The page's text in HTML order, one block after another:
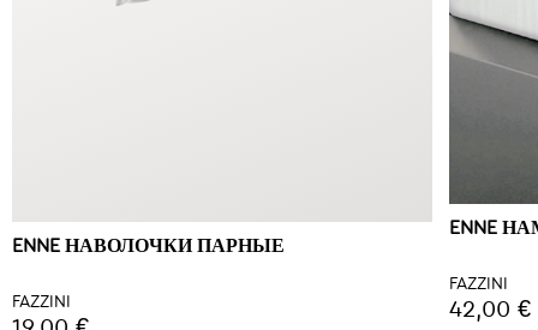
ENNE НАВОЛОЧКИ ПАРНЫЕ
FAZZINI
ENNE
FAZZINI
42,00 €